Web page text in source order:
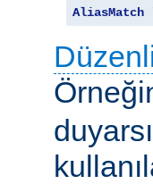
AliasMatch